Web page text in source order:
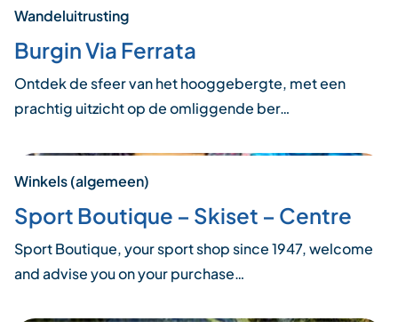
Wandeluitrusting
Burgin Via Ferrata
Ontdek de sfeer van het hooggebergte, met een
prachtig uitzicht op de omliggende ber…
Winkels (algemeen)
Sport Boutique – Skiset – Centre
Sport Boutique, your sport shop since 1947, welcome
and advise you on your purchase…